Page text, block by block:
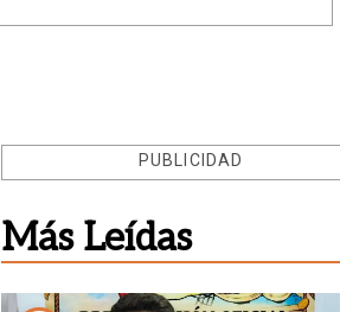
PUBLICIDAD
Más Leídas